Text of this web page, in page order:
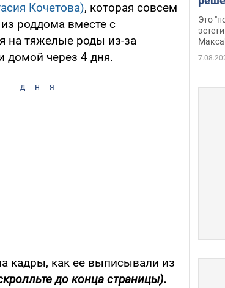
Кочетова), которая совсем
роддома вместе с
на тяжелые роды из-за
домой через 4 дня.
дня
кадры, как ее выписывали из
до конца страницы).
Это